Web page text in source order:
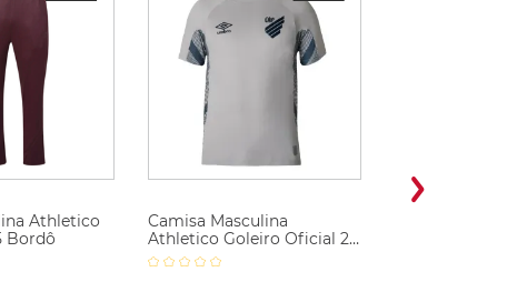
Athletico
Bordô
Camisa Masculina
Athletico Goleiro Oficial 2
2025 Cinza